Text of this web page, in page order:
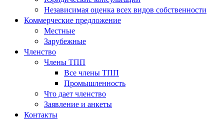
Независимая оценка всех видов собственности
Коммерческие предложение
Местные
Зарубежные
Членство
Члены ТПП
Все члены ТПП
Промышленность
Что дает членство
Заявление и анкеты
Контакты